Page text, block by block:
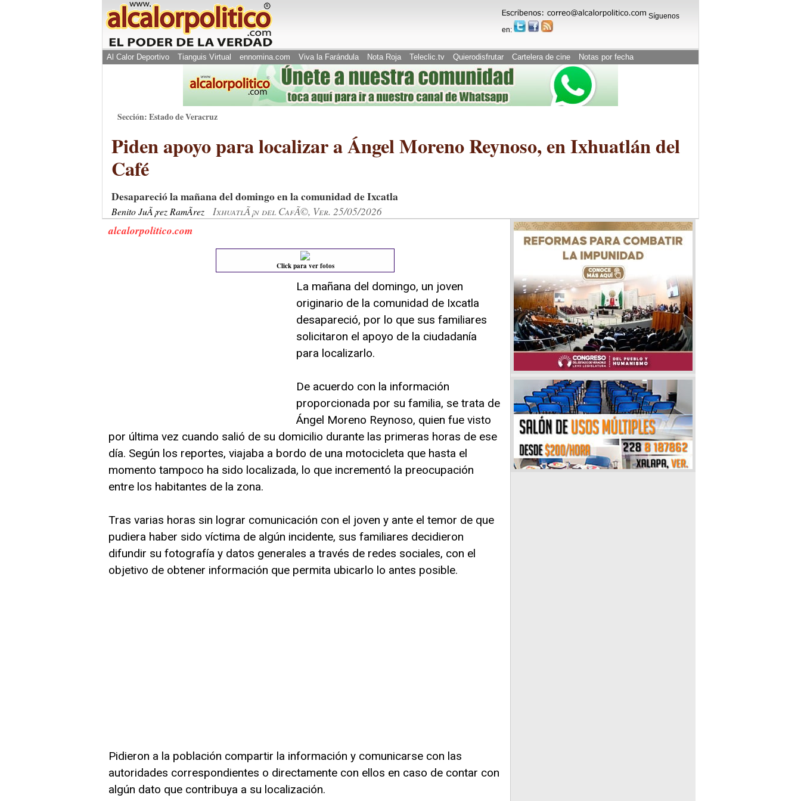
Síguenos
en:
Al Calor Deportivo Tianguis Virtual ennomina.com Viva la Farándula Nota Roja Teleclic.tv Quierodisfrutar Cartelera de cine Notas por fecha
Sección: Estado de Veracruz
Piden apoyo para localizar a Ángel Moreno Reynoso, en Ixhuatlán del
Café
Desapareció la mañana del domingo en la comunidad de Ixcatla
Benito JuÃ¡rez RamÃ­rez IxhuatlÃ¡n del CafÃ©, Ver. 25/05/2026
alcalorpolitico.com
Click para ver fotos
La mañana del domingo, un joven
originario de la comunidad de Ixcatla
desapareció, por lo que sus familiares
solicitaron el apoyo de la ciudadanía
para localizarlo.
De acuerdo con la información
proporcionada por su familia, se trata de
Ángel Moreno Reynoso, quien fue visto
por última vez cuando salió de su domicilio durante las primeras horas de ese
día. Según los reportes, viajaba a bordo de una motocicleta que hasta el
momento tampoco ha sido localizada, lo que incrementó la preocupación
entre los habitantes de la zona.
Tras varias horas sin lograr comunicación con el joven y ante el temor de que
pudiera haber sido víctima de algún incidente, sus familiares decidieron
difundir su fotografía y datos generales a través de redes sociales, con el
objetivo de obtener información que permita ubicarlo lo antes posible.
Pidieron a la población compartir la información y comunicarse con las
autoridades correspondientes o directamente con ellos en caso de contar con
algún dato que contribuya a su localización.